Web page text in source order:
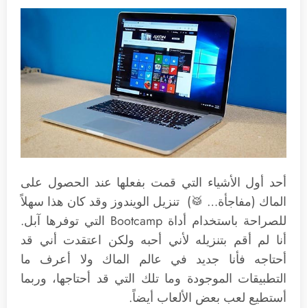
أحد أول الأشياء التي قمت بفعلها عند الحصول على
الماك (مفاجأة… 🥁) تنزيل الويندوز وقد كان هذا سهلاً
للصراحة باستخدام أداة Bootcamp التي توفرها آبل.
أنا لم أقم بتنزيله لأني أحبه ولكن اعتقدت أني قد
أحتاجه فأنا جديد في عالم الماك ولا أعرف ما
التطبيقات الموجودة وما تلك التي قد أحتاجها، وربما
أستطيع لعب بعض الألعاب أيضاً.